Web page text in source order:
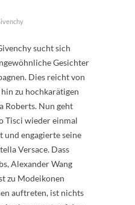
sucht sich
Gesichter
Dies reicht von
zu hochkarätigen
Roberts. Nun geht
Tisci wieder einmal
und engagierte seine
Versace. Dass
Alexander Wang
zu Modeikonen
auftreten, ist nichts